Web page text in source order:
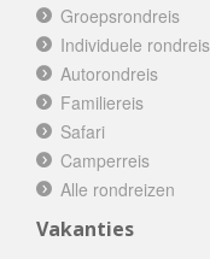
Groepsrondreis
Individuele rondreis
Autorondreis
Familiereis
Safari
Camperreis
Alle rondreizen
Vakanties